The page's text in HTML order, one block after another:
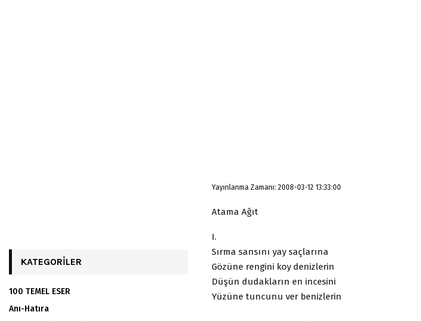
Yayınlanma Zamanı: 2008-03-12 13:33:00
Atama Ağıt
I.
Sırma sansını yay saçlarına
Gözüne rengini koy denizlerin
Düşün dudakların en incesini
Yüzüne tuncunu ver benizlerin
KATEGORILER
100 TEMEL ESER
Anı-Hatıra